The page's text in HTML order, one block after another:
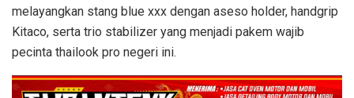
melayangkan stang blue xxx dengan aseso holder, handgrip
Kitaco, serta trio stabilizer yang menjadi pakem wajib
pecinta thailook pro negeri ini.